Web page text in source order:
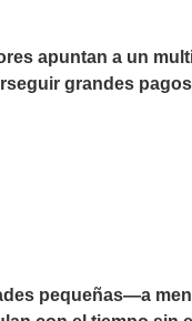
apuntan a un
grandes
pequeñas—a